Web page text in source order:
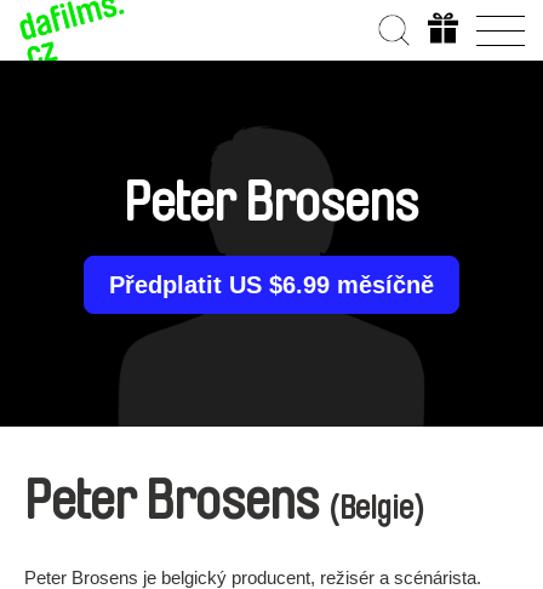
Peter Brosens
Předplatit US $6.99 měsíčně
Peter Brosens (Belgie)
Peter Brosens je belgický producent, režisér a scénárista.